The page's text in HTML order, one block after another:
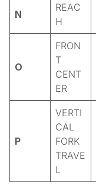
N
REAC
H
O
FRON
T
CENT
ER
P
VERTI
CAL
FORK
TRAVE
L